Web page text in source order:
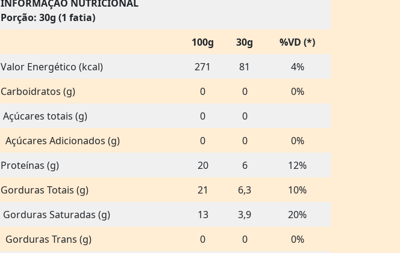
INFORMAÇÃO NUTRICIONAL
Porção: 30g (1 fatia)
100g
30g
%VD (*)
Valor Energético (kcal)
271 81
4%
Carboidratos (g)
0 0
0%
Açúcares totais (g)
0
0
Açúcares Adicionados (g)
0 0
0%
Proteínas (g)
20 6
12%
Gorduras Totais (g)
21 6,3
10%
Gorduras Saturadas (g)
13 3,9
20%
Gorduras Trans (g)
0 0
0%